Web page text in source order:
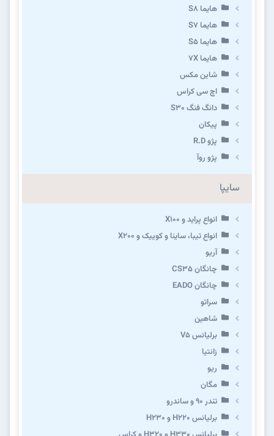
هایما S8
هایما S7
هایما S5
هایما 7X
شاین مکس
اچ سی کراس
دانگ فنگ S30
پیکان
پژو R.D
پژو روآ
سایپا
انواع پراید و X100
انواع تیبا، ساینا و کوییک و X200
آریو
چانگان CS35
چانگان EADO
سراتو
شاهین
برلیانس V5
زانتیا
ریو
مگان
تندر ۹۰ و ساندرو
برلیانس H220 و H230